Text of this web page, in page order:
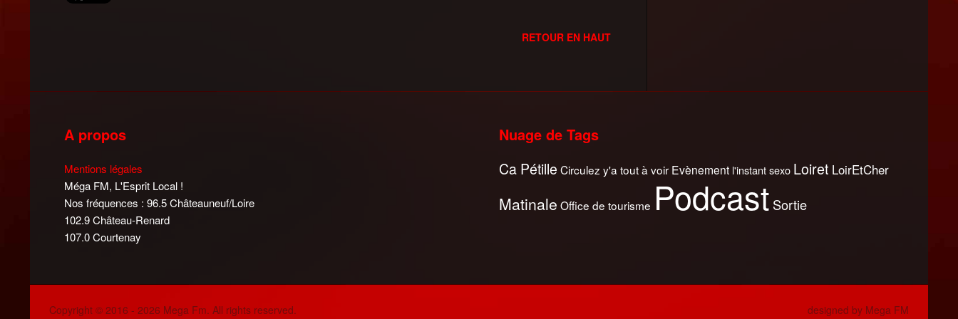
RETOUR EN HAUT
A propos
Mentions légales
Méga FM, L'Esprit Local !
Nos fréquences : 96.5 Châteauneuf/Loire
102.9 Château-Renard
107.0 Courtenay
Nuage de Tags
Ca Pétille Circulez y'a tout à voir Evènement l'instant sexo Loiret LoirEtCher
Matinale Office de tourisme Podcast Sortie
Copyright © 2016 - 2026 Mega Fm. All rights reserved. designed by Mega FM